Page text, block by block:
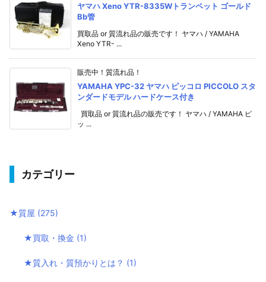
ヤマハ Xeno YTR-8335Wトランペット ゴールド
Bb管
買取品 or 質流れ品の販売です！ ヤマハ / YAMAHA
Xeno YTR- ...
販売中！質流れ品！
YAMAHA YPC-32 ヤマハ ピッコロ PICCOLO スタ
ンダードモデル ハードケース付き
買取品 or 質流れ品の販売です！ ヤマハ / YAMAHA ピ
ッ ...
カテゴリー
★質屋 (275)
★買取・換金 (1)
★質入れ・質預かりとは？ (1)